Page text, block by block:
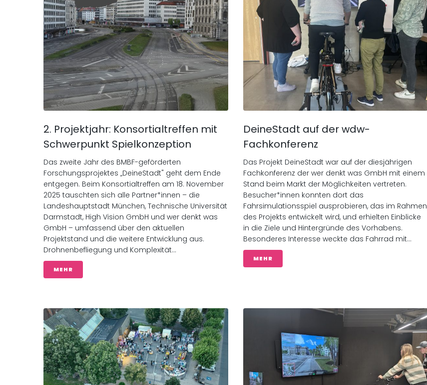
2. Projektjahr: Konsortialtreffen mit
Schwerpunkt Spielkonzeption
Das zweite Jahr des BMBF-geförderten
Forschungsprojektes „DeineStadt" geht dem Ende
entgegen. Beim Konsortialtreffen am 18. November
2025 tauschten sich alle Partner*innen – die
Landeshauptstadt München, Technische Universität
Darmstadt, High Vision GmbH und wer denkt was
GmbH – umfassend über den aktuellen
Projektstand und die weitere Entwicklung aus.
Drohnenbefliegung und Komplexität...
MEHR
DeineStadt auf der wdw-
Fachkonferenz
Das Projekt DeineStadt war auf der diesjährigen
Fachkonferenz der wer denkt was GmbH mit einem
Stand beim Markt der Möglichkeiten vertreten.
Besucher*innen konnten dort das
Fahrsimulationsspiel ausprobieren, das im Rahmen
des Projekts entwickelt wird, und erhielten Einblicke
in die Ziele und Hintergründe des Vorhabens.
Besonderes Interesse weckte das Fahrrad mit...
MEHR